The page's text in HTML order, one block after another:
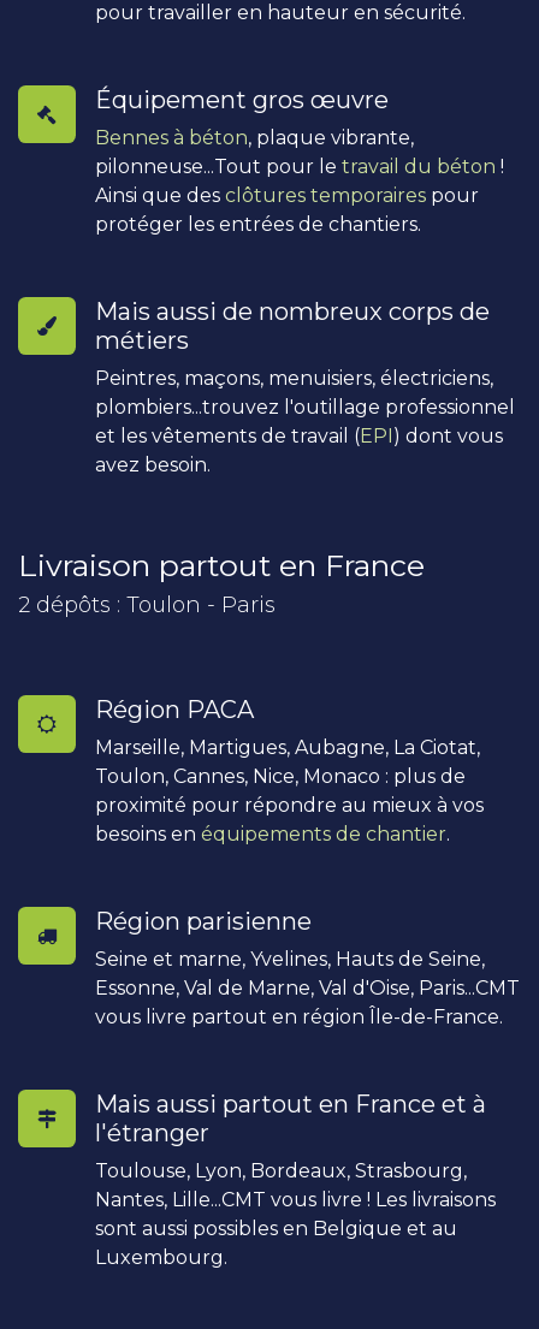
pour travailler en hauteur en sécurité.
Équipement gros œuvre
Bennes à béton, plaque vibrante,
pilonneuse...Tout pour le travail du béton !
Ainsi que des clôtures temporaires pour
protéger les entrées de chantiers.
Mais aussi de nombreux corps de
métiers
Peintres, maçons, menuisiers, électriciens,
plombiers...trouvez l'outillage professionnel
et les vêtements de travail (EPI) dont vous
avez besoin.
Livraison partout en France
2 dépôts : Toulon - Paris
Région PACA
Marseille, Martigues, Aubagne, La Ciotat,
Toulon, Cannes, Nice, Monaco : plus de
proximité pour répondre au mieux à vos
besoins en équipements de chantier.
Région parisienne
Seine et marne, Yvelines, Hauts de Seine,
Essonne, Val de Marne, Val d'Oise, Paris...CMT
vous livre partout en région Île-de-France.
Mais aussi partout en France et à
l'étranger
Toulouse, Lyon, Bordeaux, Strasbourg,
Nantes, Lille...CMT vous livre ! Les livraisons
sont aussi possibles en Belgique et au
Luxembourg.